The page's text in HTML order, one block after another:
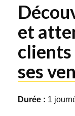
et
ses
Durée : 1